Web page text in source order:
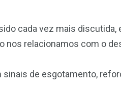
cada vez mais discutida,
nos relacionamos com o
de esgotamento,